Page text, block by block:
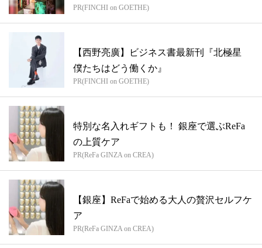
PR(FINCHI on GOETHE)
【西野亮廣】ビジネス書最新刊『北極星
僕たちはどう働くか』
PR(FINCHI on GOETHE)
特別な名入れギフトも！ 銀座で選ぶReFa
の上質ケア
PR(ReFa GINZA on CREA)
【銀座】ReFaで始める大人の贅沢セルフケ
ア
PR(ReFa GINZA on CREA)